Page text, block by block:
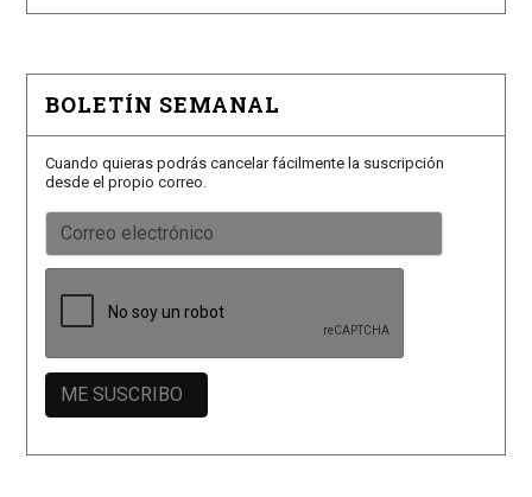
BOLETÍN SEMANAL
Cuando quieras podrás cancelar fácilmente la suscripción
desde el propio correo.